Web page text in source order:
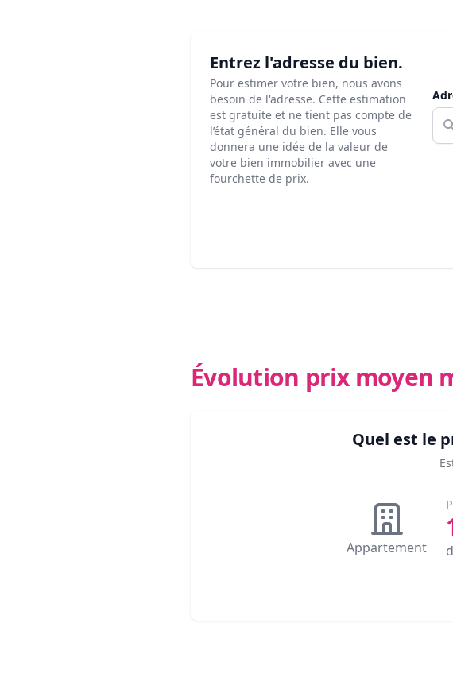
Entrez l'adresse du bien.
Pour estimer votre bien, nous avons
besoin de l'adresse. Cette estimation
est gratuite et ne tient pas compte de
l’état général du bien. Elle vous
donnera une idée de la valeur de
votre bien immobilier avec une
fourchette de prix.
Évolution prix moyen
Quel est le
Appartement